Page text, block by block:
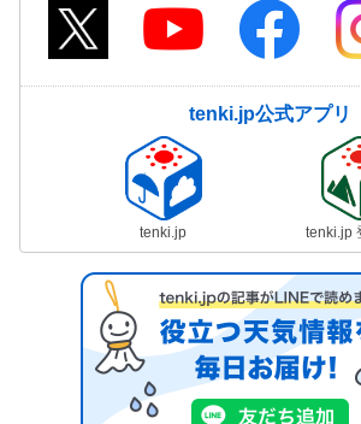
tenki.jp公式アプリ
tenki.jp tenki.jp